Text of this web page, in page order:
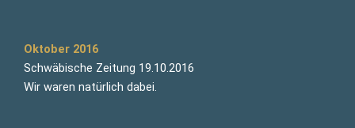
Oktober 2016
Schwäbische Zeitung 19.10.2016
Wir waren natürlich dabei.